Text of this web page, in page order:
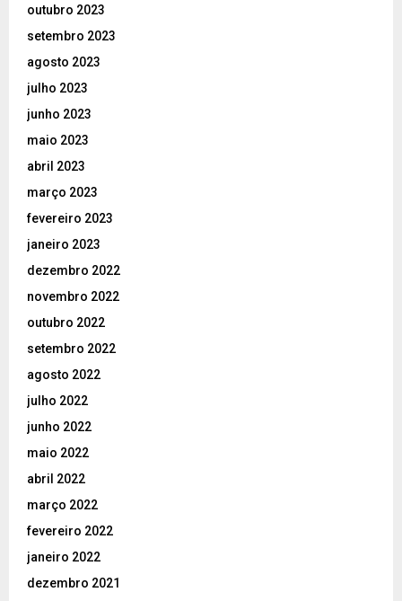
outubro 2023
setembro 2023
agosto 2023
julho 2023
junho 2023
maio 2023
abril 2023
março 2023
fevereiro 2023
janeiro 2023
dezembro 2022
novembro 2022
outubro 2022
setembro 2022
agosto 2022
julho 2022
junho 2022
maio 2022
abril 2022
março 2022
fevereiro 2022
janeiro 2022
dezembro 2021